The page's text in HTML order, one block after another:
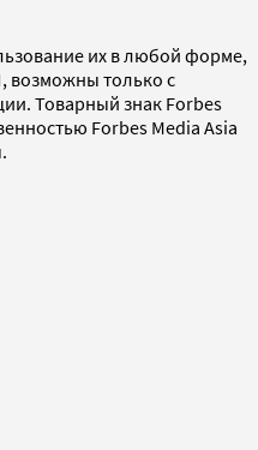
их в любой форме,
возможны только с
Товарный знак Forbes
Forbes Media Asia